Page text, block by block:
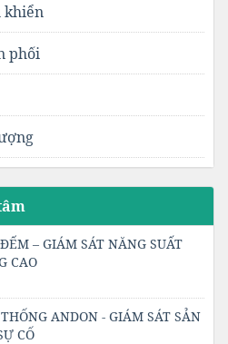
khiển
phối
– GIÁM SÁT NĂNG SUẤT
CAO
ANDON - GIÁM SÁT SẢN
CỐ